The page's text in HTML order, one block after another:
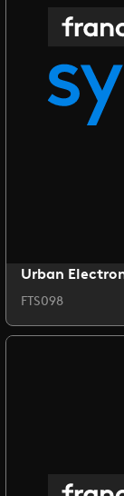
Urban
FTS098